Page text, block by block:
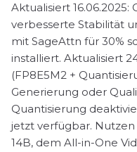
Aktualisiert 16.06.2025:
verbesserte Stabilität
mit SageAttn für 30%
installiert. Aktualisiert
(FP8E5M2 +
Generierung oder
Quantisierung
jetzt verfügbar. Nutzen
14B, dem All-in-One